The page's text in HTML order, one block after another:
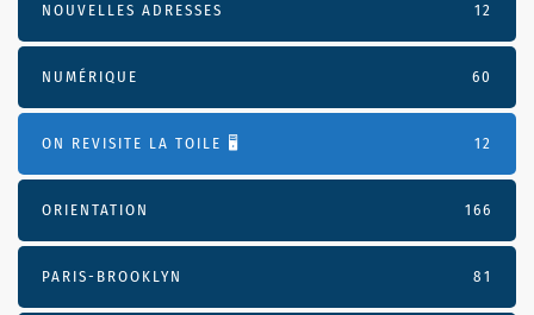
NOUVELLES ADRESSES 12
NUMÉRIQUE 60
ON REVISITE LA TOILE 🖥️ 12
ORIENTATION 166
PARIS-BROOKLYN 81